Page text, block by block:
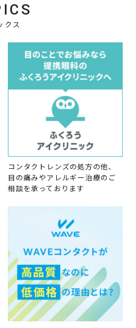
クス
コンタクトレンズの処方の他、
目の痛みやアレルギー治療のご
相談を承っております